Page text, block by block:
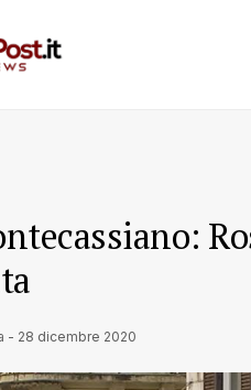
- 28 dicembre 2020